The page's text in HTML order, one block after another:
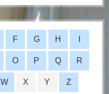
F G H
O P Q R
W X Y Z